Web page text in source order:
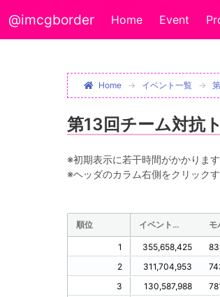
@imcgborder Home Event
Home イベント一覧
第13回チーム対抗
※初期表示に若干時間がかかります
※ヘッダのカラム右側をクリック
順位 イベントPt モ
1
2
3
355,658,425
311,704,953
130,587,988